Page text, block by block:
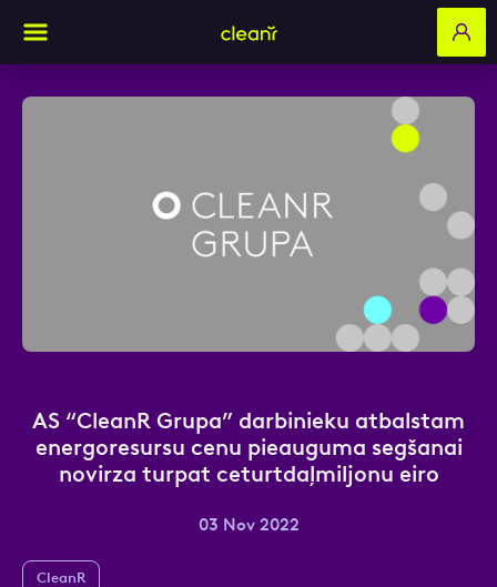
AS “CleanR Grupa” darbinieku atbalstam
energoresursu cenu pieauguma segšanai
novirza turpat ceturtdaļmiljonu eiro
03 Nov 2022
CleanR
Aizpildi pieteikuma formu un mēs ar tevi
Kontakttālrunis